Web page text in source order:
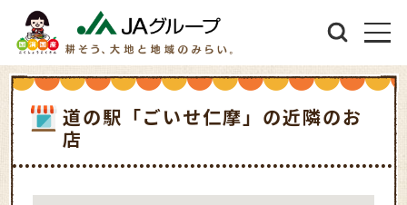
道の駅「ごいせ仁摩」の近隣のお
店